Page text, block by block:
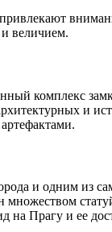
величием.
комплекс
и
и одним из
на Прагу и ее